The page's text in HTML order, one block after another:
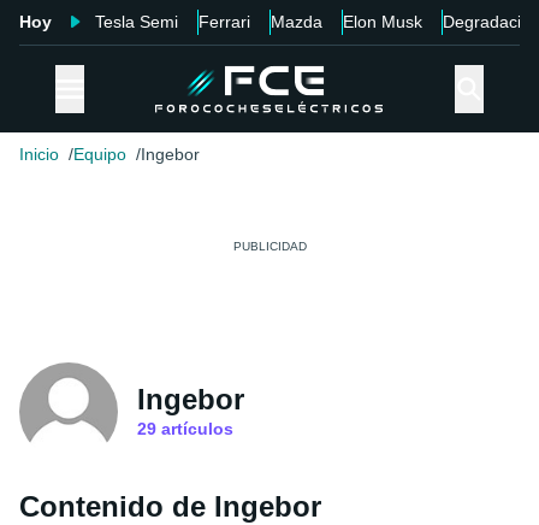
Hoy Tesla Semi Ferrari Mazda Elon Musk Degradación
Inicio Equipo Ingebor
Ingebor
29 artículos
Contenido de Ingebor